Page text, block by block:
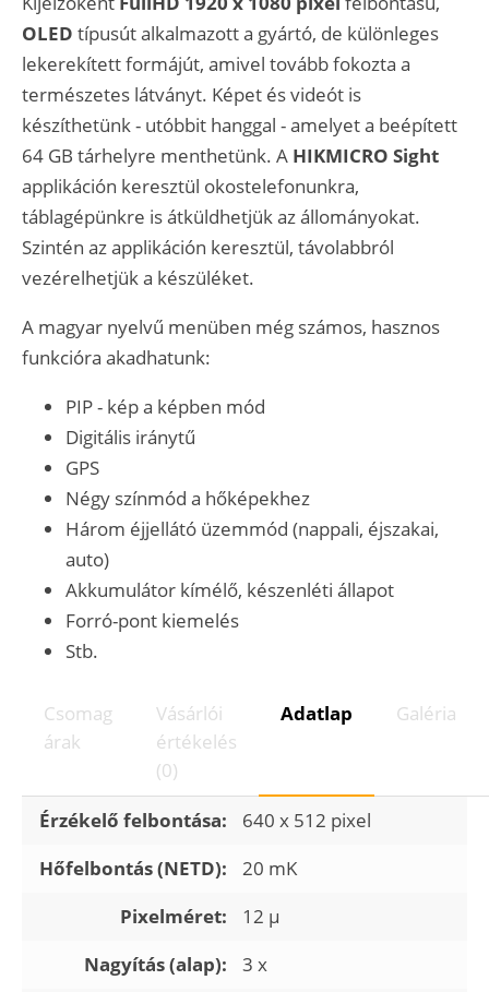
OLED típusút alkalmazott a gyártó, de különleges
lekerekített formájút, amivel tovább fokozta a
természetes látványt. Képet és videót is
készíthetünk - utóbbit hanggal - amelyet a beépített
64 GB tárhelyre menthetünk. A HIKMICRO Sight
applikáción keresztül okostelefonunkra,
táblagépünkre is átküldhetjük az állományokat.
Szintén az applikáción keresztül, távolabbról
vezérelhetjük a készüléket.
A magyar nyelvű menüben még számos, hasznos
funkcióra akadhatunk:
PIP - kép a képben mód
Digitális iránytű
GPS
Négy színmód a hőképekhez
Három éjjellátó üzemmód (nappali, éjszakai,
auto)
Akkumulátor kímélő, készenléti állapot
Forró-pont kiemelés
Stb.
Csomag
árak
Vásárlói
értékelés
(0)
Adatlap Galéria
Érzékelő felbontása:
640 x 512 pixel
Hőfelbontás (NETD):
20 mK
Pixelméret:
12 µ
Nagyítás (alap):
3 x